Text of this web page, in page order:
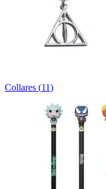
Collares (11)